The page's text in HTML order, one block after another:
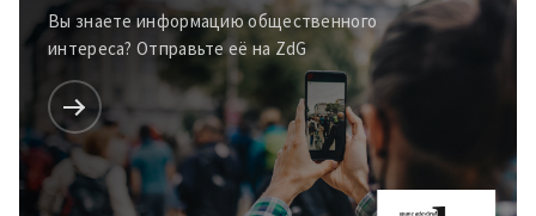
Вы знаете информацию общественного
интереса? Отправьте её на ZdG